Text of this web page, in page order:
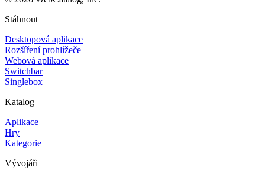
Stáhnout
Desktopová aplikace
Rozšíření prohlížeče
Webová aplikace
Switchbar
Singlebox
Katalog
Aplikace
Hry
Kategorie
Vývojáři